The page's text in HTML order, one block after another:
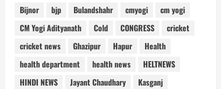
Bijnor
bjp Bulandshahr cmyogi
cm yogi
CM Yogi Adityanath
Cold CONGRESS
cricket
cricket news
Ghazipur Hapur
Health
health department
health news
HELTNEWS
HINDI NEWS
Jayant Chaudhary
Kasganj